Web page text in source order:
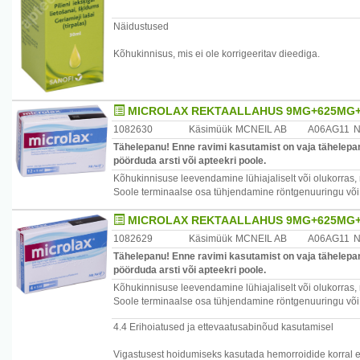
Näidustused
Kõhukinnisus, mis ei ole korrigeeritav dieediga.
MICROLAX REKTAALLAHUS
1082630 Käsimüük MCNEIL AB A06AG11
Tähelepanu! Enne ravimi kasutamist on vaja
pöörduda arsti või apteekri poole.
Kõhukinnisuse leevendamine lühiajaliselt või
Soole terminaalse osa tühjendamine röntgenuuringu
MICROLAX REKTAALLAHUS
1082629 Käsimüük MCNEIL AB A06AG11
Tähelepanu! Enne ravimi kasutamist on vaja
pöörduda arsti või apteekri poole.
Kõhukinnisuse leevendamine lühiajaliselt või
Soole terminaalse osa tühjendamine röntgenuuringu
4.4 Erihoiatused ja ettevaatusabinõud kasutamisel
Vigastusest hoidumiseks kasutada hemorroidide korral